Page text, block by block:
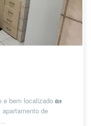
e bem localizado 🏡
de